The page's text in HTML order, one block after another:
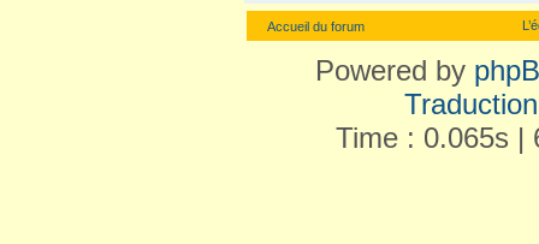
Accueil du forum
Powered by
Time : 0.065s |